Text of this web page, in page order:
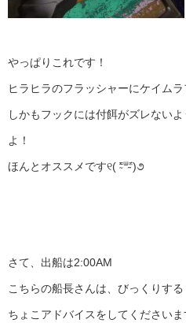
やっぱりこれです！
ヒラヒラのフラッシャーにケイムラ
しかもフックには付餌がズレない
よ！
ほんとオススメです୧( ⁼̴̀ᐜ⁼̴́)૭
さて、出船は2:00AM
こちらの船長さんは、びっくりす
ちょこアドバイスをしてください